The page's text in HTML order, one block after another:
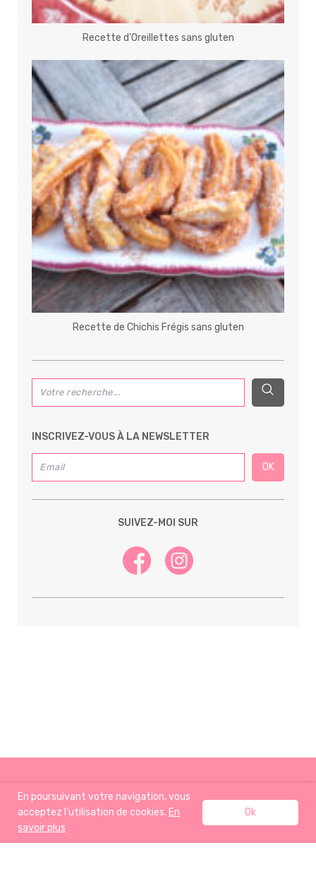
Recette d’Oreillettes sans gluten
Recette de Chichis Frégis sans gluten
INSCRIVEZ-VOUS À LA NEWSLETTER
SUIVEZ-MOI SUR
ACCUEIL RECETTES J’AIME AUSSI
A PROPOS
En poursuivant votre navigation, vous
acceptez l’utilisation de cookies. En
savoir plus
Ok